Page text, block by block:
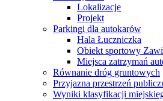
Lokalizacje
Projekt
Parkingi dla autokarów
Hala Łuczniczka
Obiekt sportowy
Miejsca zatrzymań
Równanie dróg gruntowych
Przyjazna przestrzeń
Wyniki klasyfikacji